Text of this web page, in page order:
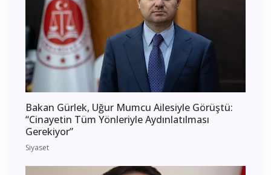
Bakan Gürlek, Uğur Mumcu Ailesiyle Görüştü:
“Cinayetin Tüm Yönleriyle Aydınlatılması
Gerekiyor”
Siyaset